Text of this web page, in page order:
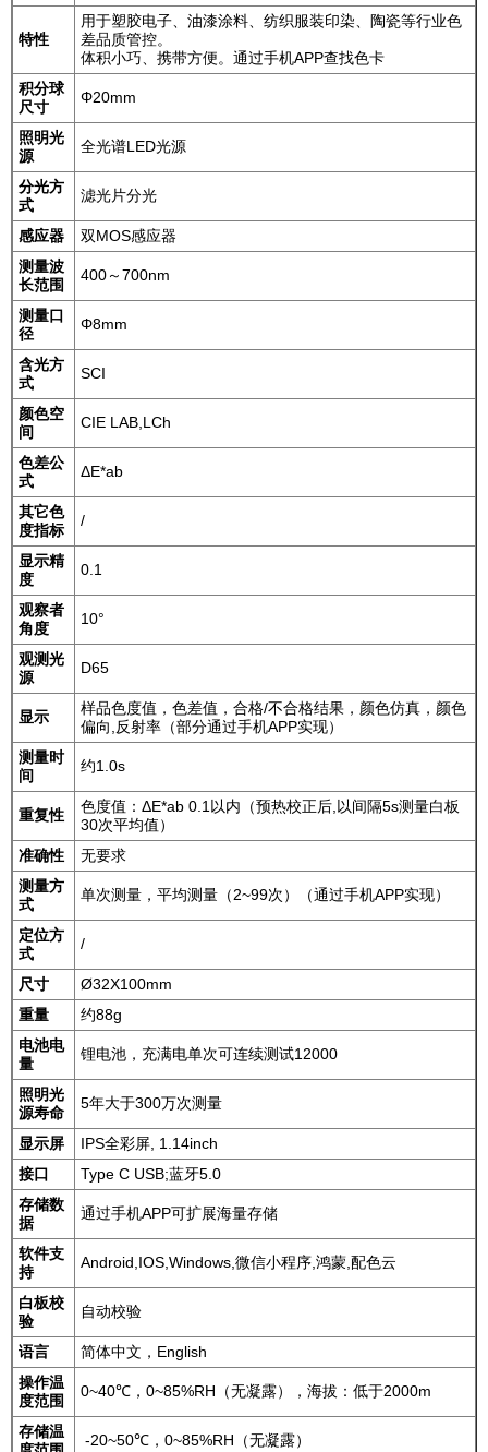
特性
用于塑胶电子、油漆涂料、纺织服装印染、陶瓷等行业色
差品质管控。
体积小巧、携带方便。通过手机APP查找色卡
积分球
尺寸
Φ20mm
照明光
源
全光谱LED光源
分光方
式
滤光片分光
感应器
双MOS感应器
测量波
长范围
400～700nm
测量口
径
Φ8mm
含光方
式
SCI
颜色空
间
CIE LAB,LCh
色差公
式
ΔE*ab
其它色
度指标
/
显示精
度
0.1
观察者
角度
10°
观测光
源
D65
显示
样品色度值，色差值，合格/不合格结果，颜色仿真，颜色
偏向,反射率（部分通过手机APP实现）
测量时
间
约1.0s
重复性
色度值：ΔE*ab 0.1以内（预热校正后,以间隔5s测量白板
30次平均值）
准确性
无要求
测量方
式
单次测量，平均测量（2~99次）（通过手机APP实现）
定位方
式
/
尺寸
Ø32X100mm
重量
约88g
电池电
量
锂电池，充满电单次可连续测试12000
照明光
源寿命
5年大于300万次测量
显示屏
IPS全彩屏, 1.14inch
接口
Type C USB;蓝牙5.0
存储数
据
通过手机APP可扩展海量存储
软件支
持
Android,IOS,Windows,微信小程序,鸿蒙,配色云
白板校
验
自动校验
语言
简体中文，English
操作温
度范围
0~40℃，0~85%RH（无凝露），海拔：低于2000m
存储温
-20~50℃，0~85%RH（无凝露）